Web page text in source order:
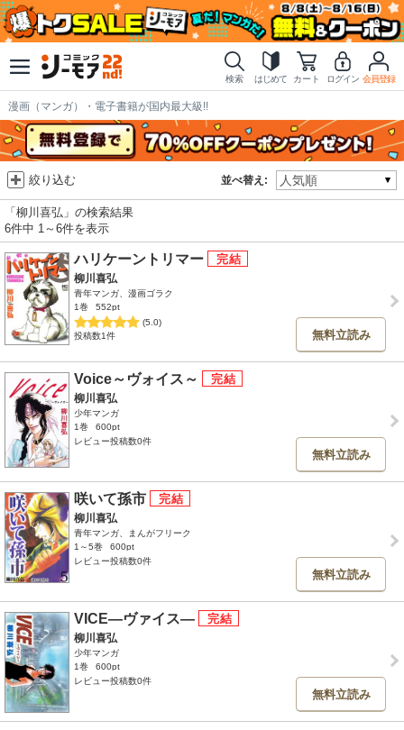
検索 はじめて カート ログイン 会員登録
漫画（マンガ）・電子書籍が国内最大級!!
並べ替え:
絞り込む
「柳川喜弘」の検索結果
6件中 1～6件を表示
ハリケーントリマー
柳川喜弘
青年マンガ、漫画ゴラク
1巻
552pt
(5.0)
投稿数1件
無料立読み
Voice～ヴォイス～
柳川喜弘
少年マンガ
1巻
600pt
レビュー投稿数0件
無料立読み
咲いて孫市
柳川喜弘
青年マンガ、まんがフリーク
1～5巻
600pt
レビュー投稿数0件
無料立読み
VICE―ヴァイス―
柳川喜弘
少年マンガ
1巻
600pt
レビュー投稿数0件
無料立読み